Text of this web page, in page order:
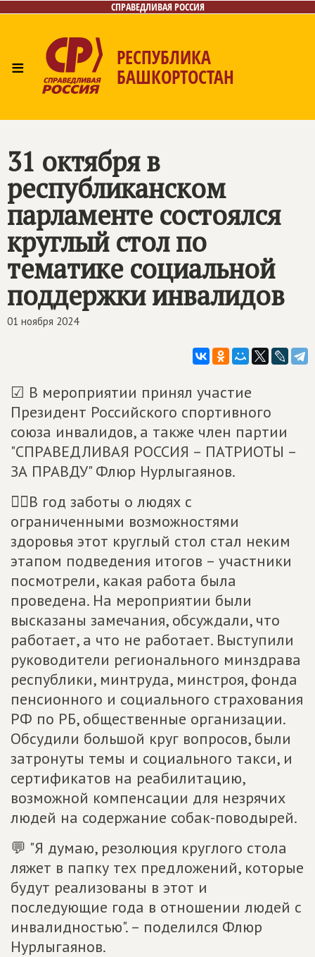
СПРАВЕДЛИВАЯ РОССИЯ
≡ РЕСПУБЛИКА
БАШКОРТОСТАН
Контакты
31 октября в
республиканском
парламенте состоялся
круглый стол по
тематике социальной
поддержки инвалидов
01 ноября 2024
☑ В мероприятии принял участие
Президент Российского спортивного
союза инвалидов, а также член партии
"СПРАВЕДЛИВАЯ РОССИЯ – ПАТРИОТЫ –
ЗА ПРАВДУ" Флюр Нурлыгаянов.
☝🏻В год заботы о людях с
ограниченными возможностями
здоровья этот круглый стол стал неким
этапом подведения итогов – участники
посмотрели, какая работа была
проведена. На мероприятии были
высказаны замечания, обсуждали, что
работает, а что не работает. Выступили
руководители регионального минздрава
республики, минтруда, минстроя, фонда
пенсионного и социального страхования
РФ по РБ, общественные организации.
Обсудили большой круг вопросов, были
затронуты темы и социального такси, и
сертификатов на реабилитацию,
возможной компенсации для незрячих
людей на содержание собак-поводырей.
💬 "Я думаю, резолюция круглого стола
ляжет в папку тех предложений, которые
будут реализованы в этот и
последующие года в отношении людей с
инвалидностью". – поделился Флюр
Нурлыгаянов.